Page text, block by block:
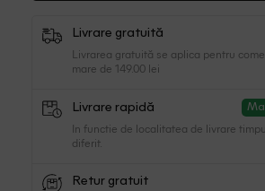
Livrare gratuită
Livrarea gratuită se aplica pentru
mare de 149.00 lei
Livrare rapidă
In functie de localitatea de livrare
diferit.
Retur gratuit